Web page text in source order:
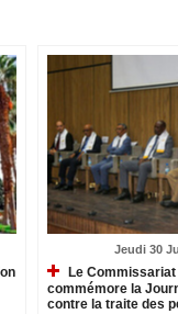
Jeudi 30
Le
commémore la
contre la traite des